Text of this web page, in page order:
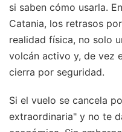
si saben cómo usarla.
Catania, los retrasos
realidad física, no solo
volcán activo y, de vez
cierra por seguridad.
Si el vuelo se cancela
extraordinaria" y no te